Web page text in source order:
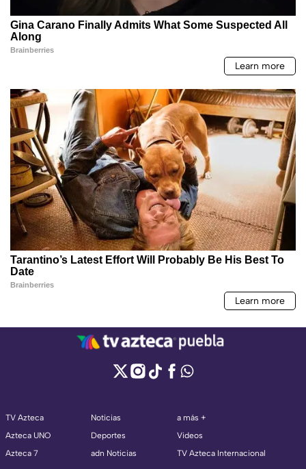
TV Azteca
Azteca UNO
Azteca 7
Noticias
Deportes
adn Noticias
a más +
Videos
TV Azteca Internacional